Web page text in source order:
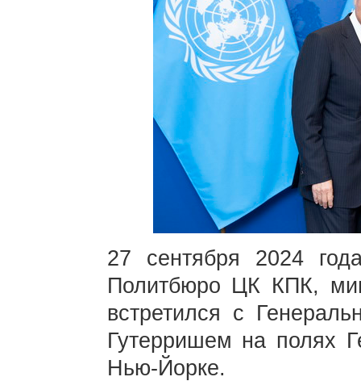
27 сентября 2024
Политбюро ЦК КПК,
встретился с
Гутерришем на полях
Нью-Йорке.